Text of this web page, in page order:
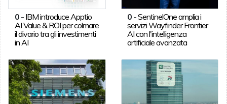
0- IBM introduce Apptio
AI Value & ROI per colmare
il divario tra gli investimenti
in AI
0 -SentinelOne amplia i
servizi Wayfinder Frontier
AI con l'intelligenza
artificiale avanzata